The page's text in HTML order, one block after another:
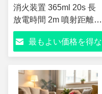
消火装置 365ml 20s 長
放電時間 2m 噴射距離
A/B/E/F クラス消火器
-20°C~+55°C 4年 使用
寿命
最もよい価格を得な